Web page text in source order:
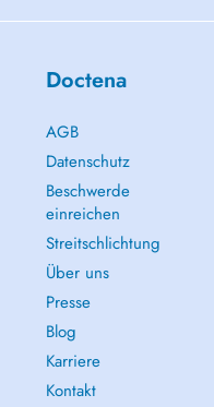
Doctena
AGB
Datenschutz
Beschwerde
einreichen
Streitschlichtung
Über uns
Presse
Blog
Karriere
Kontakt